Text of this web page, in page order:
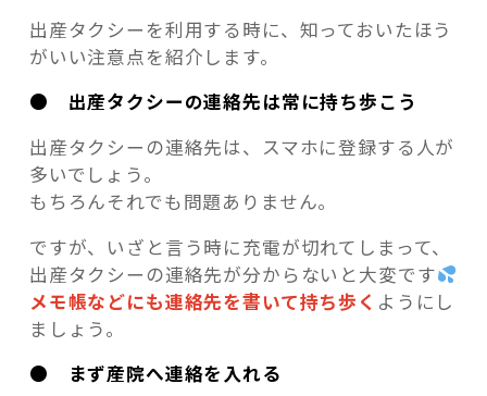
出産タクシーを利用する時に、知っておいたほう
がいい注意点を紹介します。
● 出産タクシーの連絡先は常に持ち歩こう
出産タクシーの連絡先は、スマホに登録する人が
多いでしょう。
もちろんそれでも問題ありません。
ですが、いざと言う時に充電が切れてしまって、
出産タクシーの連絡先が分からないと大変です
メモ帳などにも連絡先を書いて持ち歩く ようにし
ましょう。
● まず産院へ連絡を入れる